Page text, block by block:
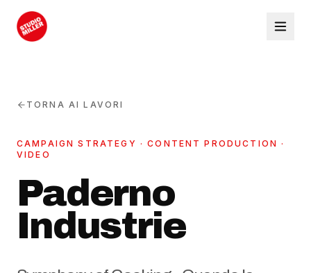
TORNA AI LAVORI
CAMPAIGN STRATEGY · CONTENT PRODUCTION ·
VIDEO
Paderno
Industrie